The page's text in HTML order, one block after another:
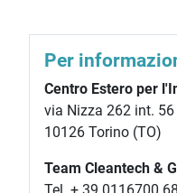
Per
Centro Estero per
via Nizza 262 int.
10126 Torino (TO)
Team Cleantech &